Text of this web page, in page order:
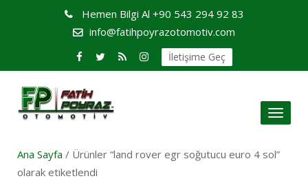
Hemen Bilgi Al +90 543 294 92 83
info@fatihpoyrazotomotiv.com
İletişime Geç
Toggle
Ana Sayfa / Ürünler “land rover egr soğutucu euro 4 sol”
olarak etiketlendi